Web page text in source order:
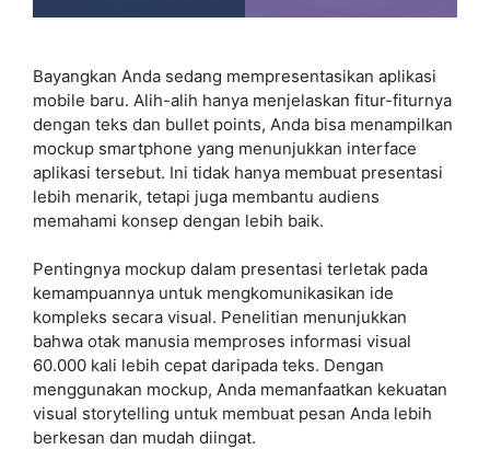
Bayangkan Anda sedang mempresentasikan aplikasi
mobile baru. Alih-alih hanya menjelaskan fitur-fiturnya
dengan teks dan bullet points, Anda bisa menampilkan
mockup smartphone yang menunjukkan interface
aplikasi tersebut. Ini tidak hanya membuat presentasi
lebih menarik, tetapi juga membantu audiens
memahami konsep dengan lebih baik.
Pentingnya mockup dalam presentasi terletak pada
kemampuannya untuk mengkomunikasikan ide
kompleks secara visual. Penelitian menunjukkan
bahwa otak manusia memproses informasi visual
60.000 kali lebih cepat daripada teks. Dengan
menggunakan mockup, Anda memanfaatkan kekuatan
visual storytelling untuk membuat pesan Anda lebih
berkesan dan mudah diingat.